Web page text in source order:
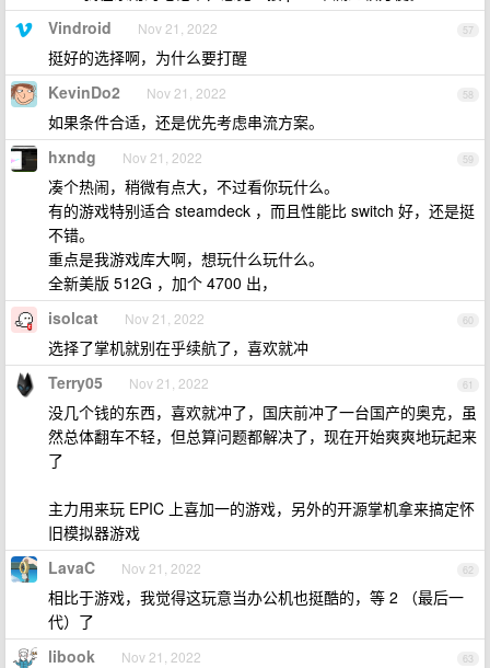
57
Vindroid Nov 21, 2022
挺好的选择啊，为什么要打醒
58
KevinDo2 Nov 21, 2022
如果条件合适，还是优先考虑串流方案。
59
hxndg Nov 21, 2022
凑个热闹，稍微有点大，不过看你玩什么。
有的游戏特别适合 steamdeck ，而且性能比 switch 好，还是挺
不错。
重点是我游戏库大啊，想玩什么玩什么。
全新美版 512G ，加个 4700 出，
60
isolcat Nov 21, 2022
选择了掌机就别在乎续航了，喜欢就冲
61
Terry05 Nov 21, 2022
没几个钱的东西，喜欢就冲了，国庆前冲了一台国产的奥克，虽
然总体翻车不轻，但总算问题都解决了，现在开始爽爽地玩起来
了
主力用来玩 EPIC 上喜加一的游戏，另外的开源掌机拿来搞定怀
旧模拟器游戏
62
LavaC Nov 21, 2022
相比于游戏，我觉得这玩意当办公机也挺酷的，等 2 （最后一
代）了
63
libook Nov 21, 2022